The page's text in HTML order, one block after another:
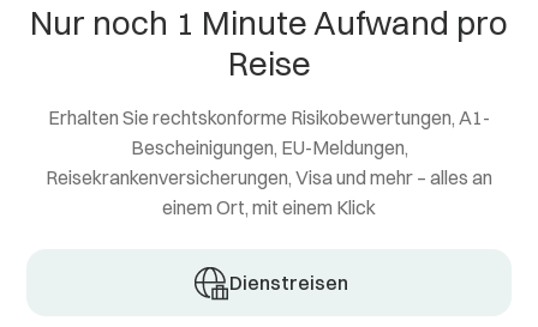
Nur noch 1 Minute Aufwand pro
Reise
Erhalten Sie rechtskonforme Risikobewertungen, A1-
Bescheinigungen, EU-Meldungen,
Reisekrankenversicherungen, Visa und mehr – alles an
einem Ort, mit einem Klick
Dienstreisen